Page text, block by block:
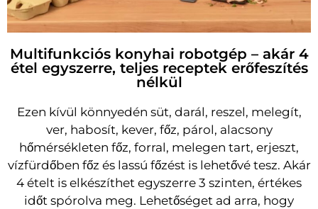
Multifunkciós konyhai robotgép – akár 4
étel egyszerre, teljes receptek erőfeszítés
nélkül
Ezen kívül könnyedén süt, darál, reszel, melegít,
ver, habosít, kever, főz, párol, alacsony
hőmérsékleten főz, forral, melegen tart, erjeszt,
vízfürdőben főz és lassú főzést is lehetővé tesz. Akár
4 ételt is elkészíthet egyszerre 3 szinten, értékes
időt spórolva meg. Lehetőséget ad arra, hogy